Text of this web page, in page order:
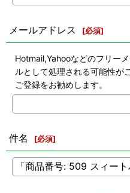
メールアドレス [必須]
Hotmail,Yahooなどのフリー
ルとして処理される可能性が
ご登録をお勧めします。
件名 [必須]